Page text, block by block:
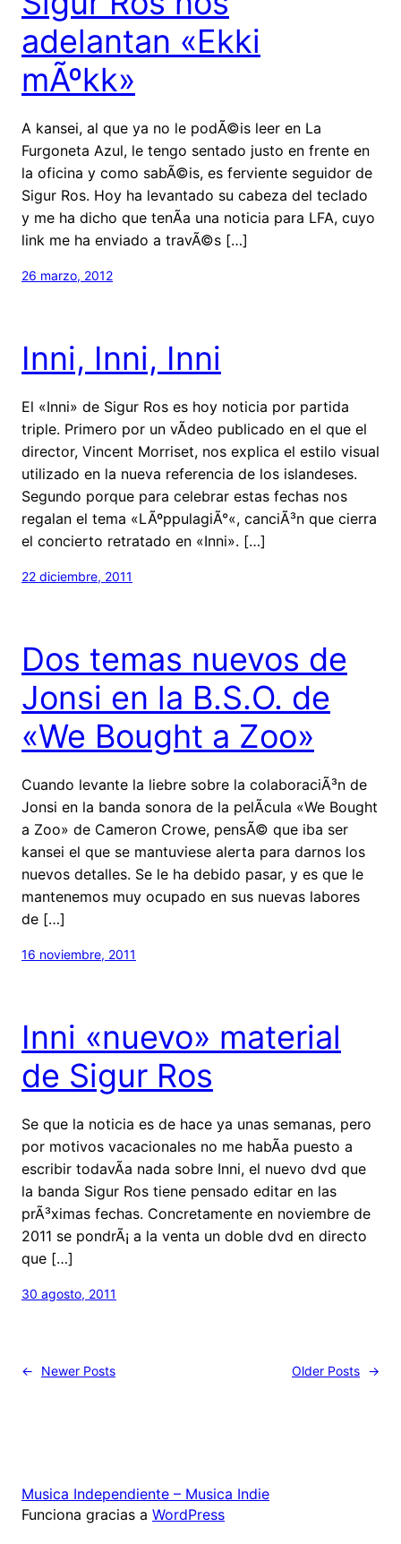
adelantan «Ekki
mÃºkk»
A kansei, al que ya no le podÃ©is leer en La
Furgoneta Azul, le tengo sentado justo en frente en
la oficina y como sabÃ©is, es ferviente seguidor de
Sigur Ros. Hoy ha levantado su cabeza del teclado
y me ha dicho que tenÃ­a una noticia para LFA, cuyo
link me ha enviado a travÃ©s […]
26 marzo, 2012
Inni, Inni, Inni
El «Inni» de Sigur Ros es hoy noticia por partida
triple. Primero por un vÃ­deo publicado en el que el
director, Vincent Morriset, nos explica el estilo visual
utilizado en la nueva referencia de los islandeses.
Segundo porque para celebrar estas fechas nos
regalan el tema «LÃºppulagiÃ°«, canciÃ³n que cierra
el concierto retratado en «Inni». […]
22 diciembre, 2011
Dos temas nuevos de
Jonsi en la B.S.O. de
«We Bought a Zoo»
Cuando levante la liebre sobre la colaboraciÃ³n de
Jonsi en la banda sonora de la pelÃ­cula «We Bought
a Zoo» de Cameron Crowe, pensÃ© que iba ser
kansei el que se mantuviese alerta para darnos los
nuevos detalles. Se le ha debido pasar, y es que le
mantenemos muy ocupado en sus nuevas labores
de […]
16 noviembre, 2011
Inni «nuevo» material
de Sigur Ros
Se que la noticia es de hace ya unas semanas, pero
por motivos vacacionales no me habÃ­a puesto a
escribir todavÃ­a nada sobre Inni, el nuevo dvd que
la banda Sigur Ros tiene pensado editar en las
prÃ³ximas fechas. Concretamente en noviembre de
2011 se pondrÃ¡ a la venta un doble dvd en directo
que […]
30 agosto, 2011
← Newer Posts Older Posts →
Musica Independiente – Musica Indie
Funciona gracias a WordPress